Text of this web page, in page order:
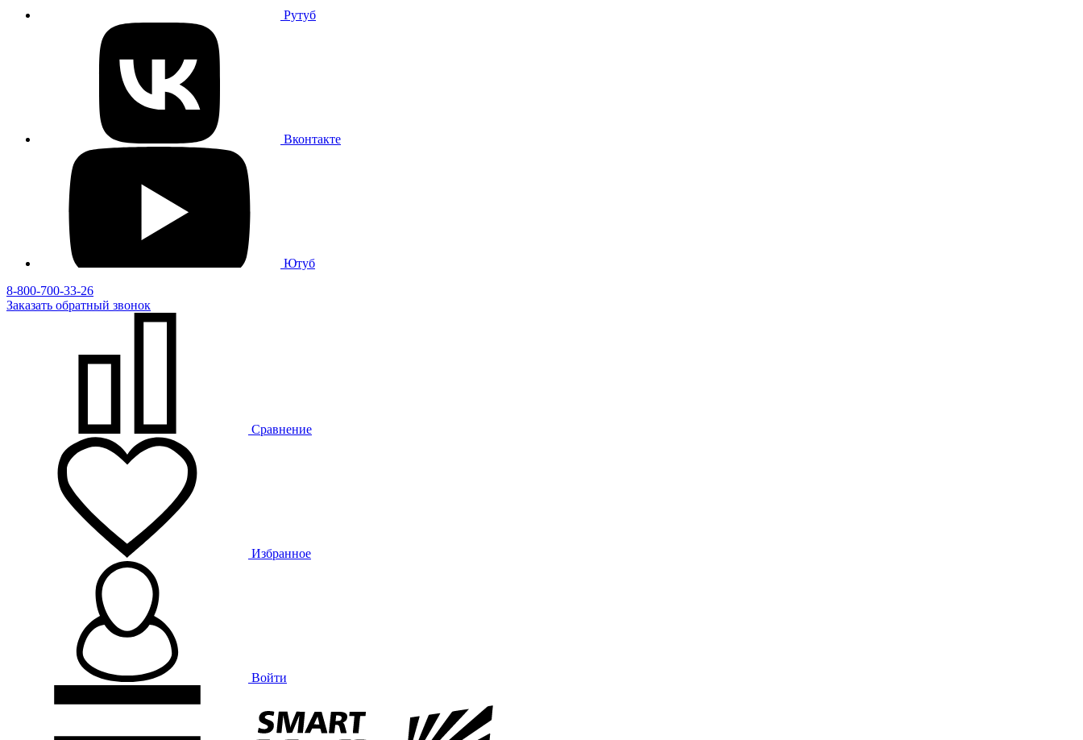
Рутуб
Вконтакте
Ютуб
8-800-700-33-26
Заказать обратный звонок
Сравнение
Избранное
Войти